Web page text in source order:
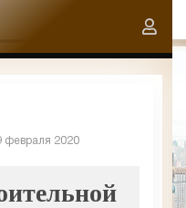
февраля 2020